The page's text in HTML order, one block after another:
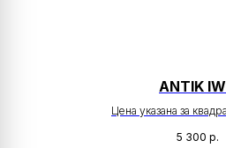
АNTIK
Цена указана за
5 300 р.